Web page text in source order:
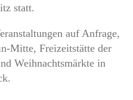
statt.
auf Anfrage,
Mitte, Freizeitstätte der
Weihnachtsmärkte in